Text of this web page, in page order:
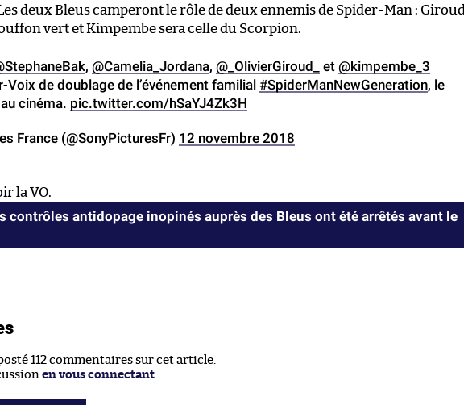
deux Bleus camperont le rôle de deux ennemis de Spider-Man : Giroud
vert et Kimpembe sera celle du Scorpion.
, @Camelia_Jordana, @_OlivierGiroud_ et @kimpembe_3
Voix de doublage de l’événement familial #SpiderManNewGeneration, le
cinéma. pic.twitter.com/hSaYJ4Zk3H
France (@SonyPicturesFr) 12 novembre 2018
la VO.
contrôles antidopage inopinés auprès des Bleus ont été arrêtés avant le
112 commentaires sur cet article.
en vous connectant .